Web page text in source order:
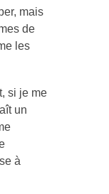
mais
de
les
si je me
un
à